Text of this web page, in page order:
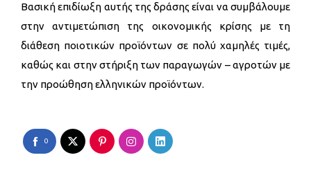
Βασική επιδίωξη αυτής της δράσης είναι να συμβάλουμε
στην αντιμετώπιση της οικονομικής κρίσης με τη
διάθεση ποιοτικών προϊόντων σε πολύ χαμηλές τιμές,
καθώς και στην στήριξη των παραγωγών – αγροτών με
την προώθηση ελληνικών προϊόντων.
0